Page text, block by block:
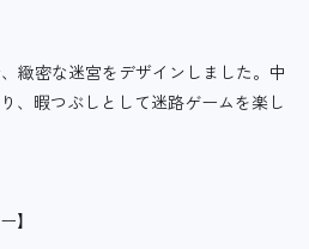
緻密な迷宮をデザインしました。中
、暇つぶしとして迷路ゲームを楽し
】